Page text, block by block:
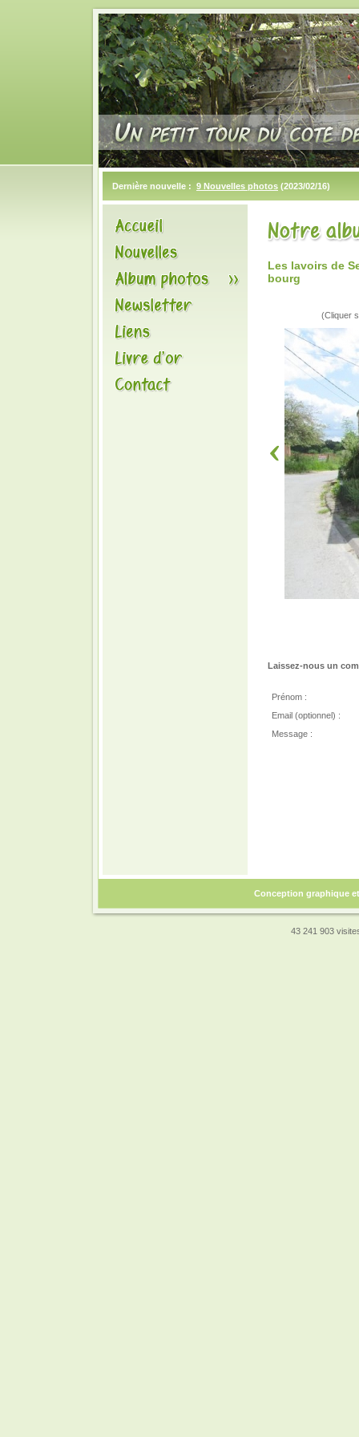
Dernière nouvelle : 9 Nouvelles photos (2023/02/16)
Les lavoirs de
bourg
(Cliquer
Laissez-nous un
Prénom :
Email (optionnel) :
Message :
Conception graphique
43 241 903